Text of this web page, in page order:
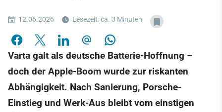
12.06.2026 Lesezeit: ca. 3 Minuten
Varta galt als deutsche Batterie-Hoffnung –
doch der Apple-Boom wurde zur riskanten
Abhängigkeit. Nach Sanierung, Porsche-
Einstieg und Werk-Aus bleibt vom einstigen